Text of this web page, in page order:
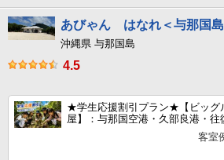
あびゃん はなれ＜与那国島
沖縄県 与那国島
4.5
★学生応援割引プラン★【ビッグ
屋】：与那国空港・久部良港・往
客室